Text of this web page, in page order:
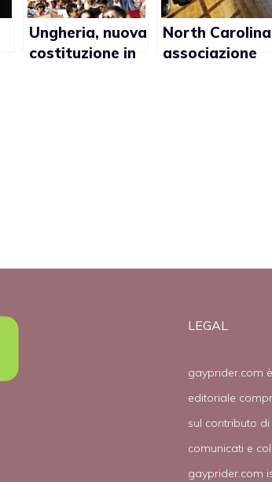
Ungheria, nuova
costituzione in
North
associazione
LEGAL
gayprider.com
editoriale
sul contributo
comunicati e
gayprider.com